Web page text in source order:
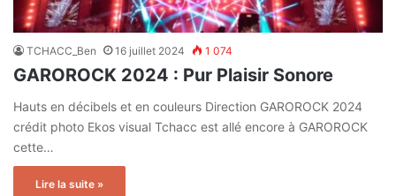
TCHACC_Ben 16 juillet 2024 1 074
GAROROCK 2024 : Pur Plaisir Sonore
Hauts en décibels et en couleurs Direction GAROROCK 2024
crédit photo Ekos visual Tchacc est allé encore à GAROROCK
cette…
Lire la suite »